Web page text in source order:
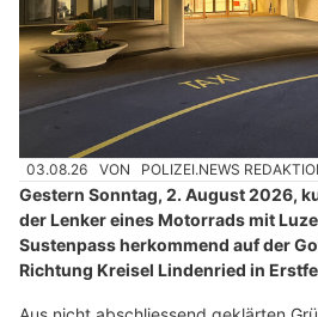
03.08.26 VON POLIZEI.NEWS
Gestern Sonntag, 2. August 2026,
der Lenker eines Motorrads mit
Sustenpass herkommend auf der
Richtung Kreisel Lindenried in